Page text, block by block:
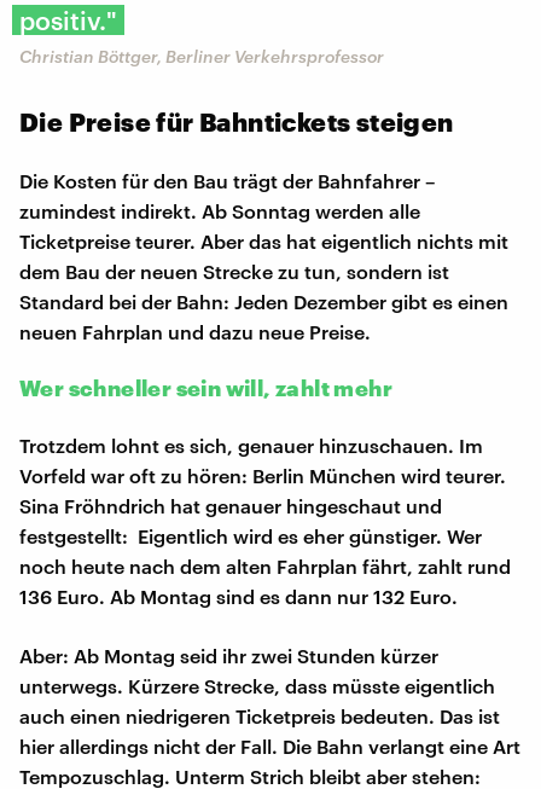
positiv."
Christian Böttger, Berliner Verkehrsprofessor
Die Preise für Bahntickets steigen
Die Kosten für den Bau trägt der Bahnfahrer –
zumindest indirekt. Ab Sonntag werden alle
Ticketpreise teurer. Aber das hat eigentlich nichts mit
dem Bau der neuen Strecke zu tun, sondern ist
Standard bei der Bahn: Jeden Dezember gibt es einen
neuen Fahrplan und dazu neue Preise.
Wer schneller sein will, zahlt mehr
Trotzdem lohnt es sich, genauer hinzuschauen. Im
Vorfeld war oft zu hören: Berlin München wird teurer.
Sina Fröhndrich hat genauer hingeschaut und
festgestellt: Eigentlich wird es eher günstiger. Wer
noch heute nach dem alten Fahrplan fährt, zahlt rund
136 Euro. Ab Montag sind es dann nur 132 Euro.
Aber: Ab Montag seid ihr zwei Stunden kürzer
unterwegs. Kürzere Strecke, dass müsste eigentlich
auch einen niedrigeren Ticketpreis bedeuten. Das ist
hier allerdings nicht der Fall. Die Bahn verlangt eine Art
Tempozuschlag. Unterm Strich bleibt aber stehen: